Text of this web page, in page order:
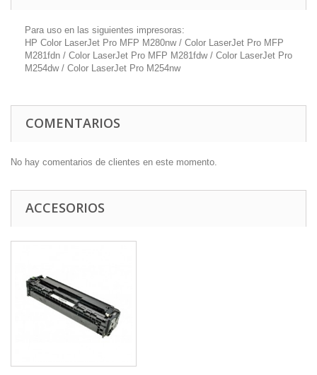
Para uso en las siguientes impresoras:
HP Color LaserJet Pro MFP M280nw / Color LaserJet Pro MFP
M281fdn / Color LaserJet Pro MFP M281fdw / Color LaserJet Pro
M254dw / Color LaserJet Pro M254nw
COMENTARIOS
No hay comentarios de clientes en este momento.
ACCESORIOS